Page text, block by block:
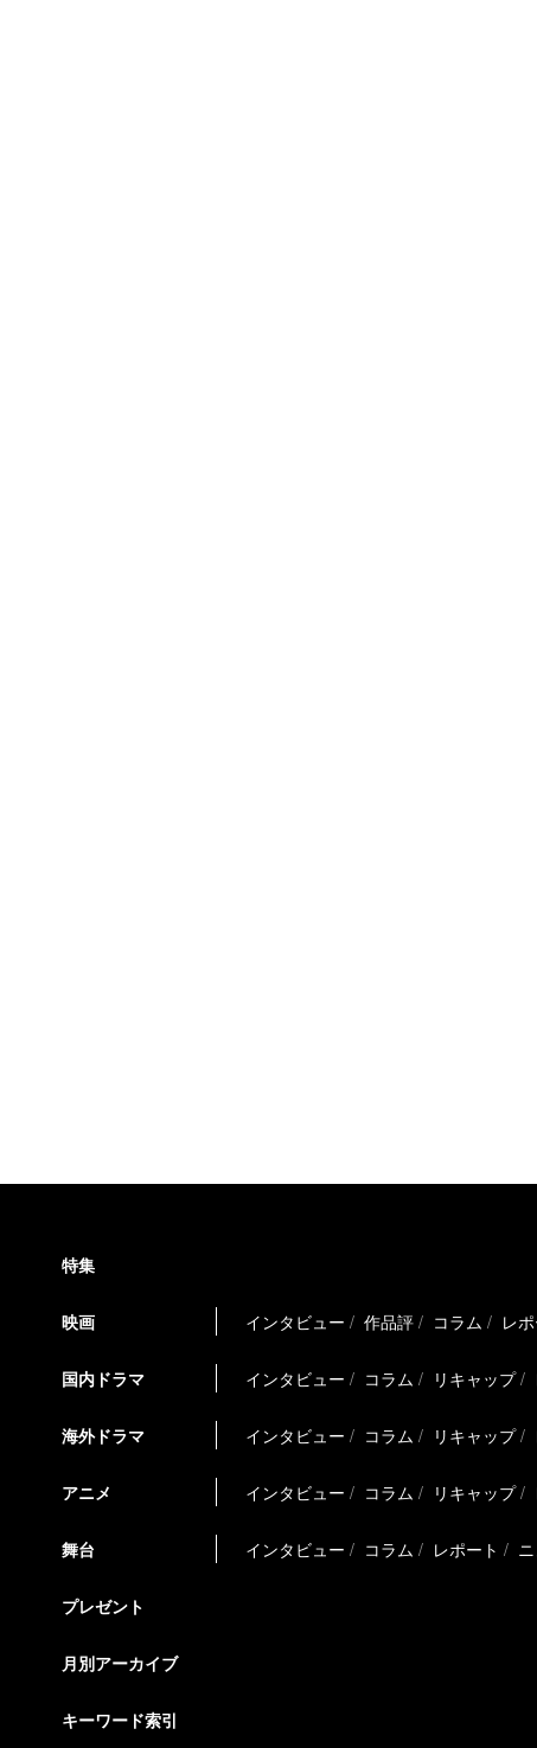
特集
映画 インタビュー 作品評 コラム レ
国内ドラマ インタビュー コラム リキャップ
海外ドラマ インタビュー コラム リキャップ
アニメ インタビュー コラム リキャップ
舞台 インタビュー コラム レポート
プレゼント
月別アーカイブ
キーワード索引